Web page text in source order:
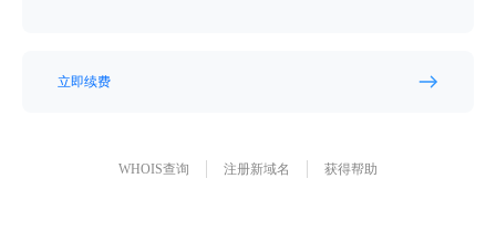
立即续费
WHOIS查询 注册新域名 获得帮助